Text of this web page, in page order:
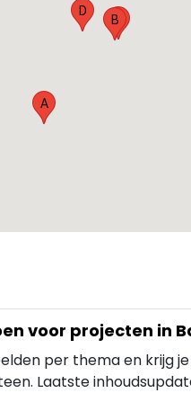
A
B
C
D
voor projecten in
per thema en krijg
Laatste